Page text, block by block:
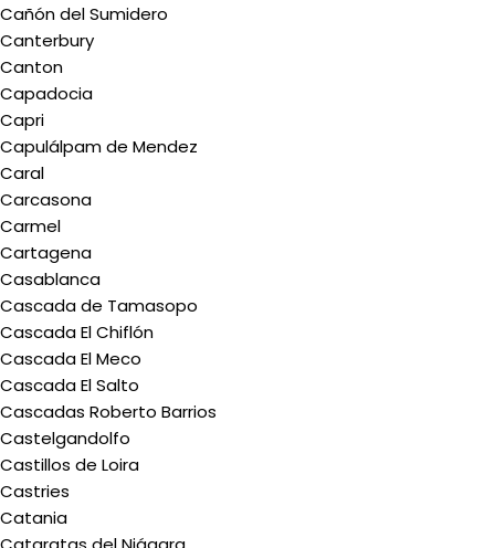
Cañón del Sumidero
Canterbury
Canton
Capadocia
Capri
Capulálpam de Mendez
Caral
Carcasona
Carmel
Cartagena
Casablanca
Cascada de Tamasopo
Cascada El Chiflón
Cascada El Meco
Cascada El Salto
Cascadas Roberto Barrios
Castelgandolfo
Castillos de Loira
Castries
Catania